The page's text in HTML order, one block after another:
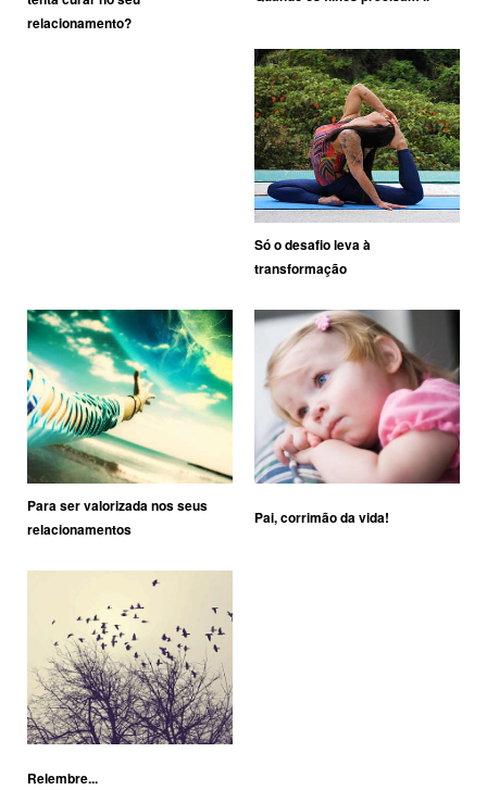
relacionamento?
Só o desafio leva à
transformação
Para ser valorizada nos seus
relacionamentos
Pai, corrimão da vida!
Relembre...